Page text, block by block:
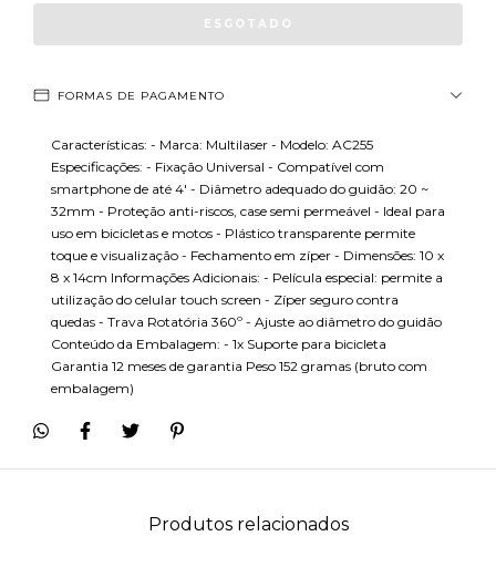
FORMAS DE PAGAMENTO
Características: - Marca: Multilaser - Modelo: AC255
Especificações: - Fixação Universal - Compatível com
smartphone de até 4' - Diâmetro adequado do guidão: 20 ~
32mm - Proteção anti-riscos, case semi permeável - Ideal para
uso em bicicletas e motos - Plástico transparente permite
toque e visualização - Fechamento em zíper - Dimensões: 10 x
8 x 14cm Informações Adicionais: - Película especial: permite a
utilização do celular touch screen - Zíper seguro contra
quedas - Trava Rotatória 360º - Ajuste ao diâmetro do guidão
Conteúdo da Embalagem: - 1x Suporte para bicicleta
Garantia 12 meses de garantia Peso 152 gramas (bruto com
embalagem)
Produtos relacionados